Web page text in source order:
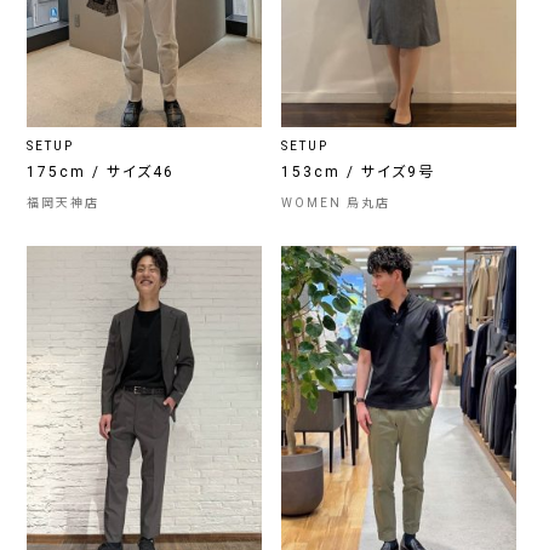
SETUP
175cm / サイズ46
福岡天神店
SETUP
153cm / サイズ9号
WOMEN 烏丸店